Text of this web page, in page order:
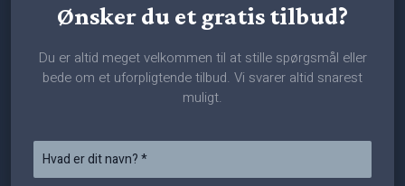
​Ønsker du et gratis tilbud?
Du er altid meget velkommen til at stille spørgsmål eller
bede om et uforpligtende tilbud. Vi svarer altid snarest
muligt.